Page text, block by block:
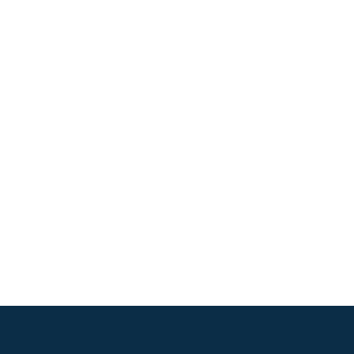
подсумков (7 ячеек в ширину, 7 рядов строп в высоту)
PALS/MOLLE для крепления подсумков (4
верхом, вмещающие большинство
карман на двухзамковой молнии, прикрытой
и ниже 13×2,5 см). По периметру кармана закреплены
большой плоский карман из сетки со входом на